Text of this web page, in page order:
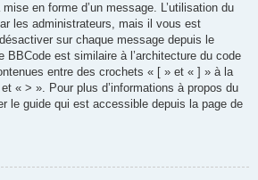
en forme d’un message. L’utilisation du
les administrateurs, mais il vous est
sur chaque message depuis le
BBCode est similaire à l’architecture du code
entre des crochets « [ » et « ] » à la
« > ». Pour plus d’informations à propos du
le guide qui est accessible depuis la page de